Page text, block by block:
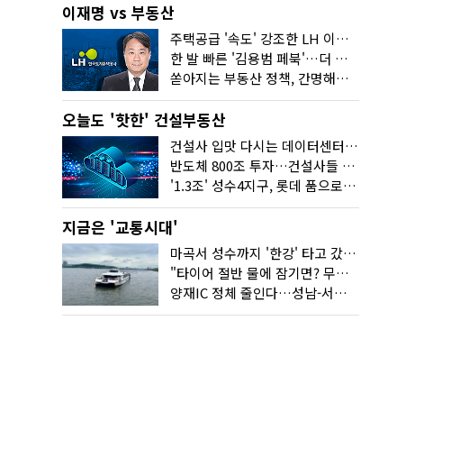
이재명 vs 부동산
주택공급 '속도' 강조한 LH 이성훈 "전력질주해야"
한 발 빠른 '김용범 페북'…더 강한 부동산 규제 나오나
쏟아지는 부동산 정책, 간명해져야
오늘도 '핫한' 건설부동산
건설사 입맛 다시는 데이터센터…암초는 '주민 반대'
반도체 800조 투자…건설사들 "물 들어온다!"
'1.3조' 성수4지구, 롯데 품으로…'성수르엘 S70' 거듭
지금은 '교통시대'
마곡서 성수까지 '한강' 타고 갔습니다
"타이어 절반 물에 잠기면? 무조건 탈출하세요"
양재IC 정체 줄인다…성남-서초 고속도로 2029년 착공